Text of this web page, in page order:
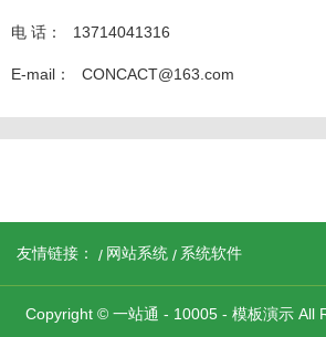
电 话： 13714041316
E-mail： CONCACT@163.com
友情链接： 网站系统 系统软件
Copyright © 一站通 - 10005 - 模板演示 All